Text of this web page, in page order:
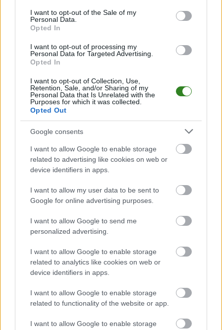
consent section.
I want to opt-out of the Sale of my
Personal Data.
Opted In
I want to opt-out of processing my
Personal Data for Targeted Advertising.
Opted In
I want to opt-out of Collection, Use,
Retention, Sale, and/or Sharing of my
Personal Data that Is Unrelated with the
Purposes for which it was collected.
Opted Out
Google consents
I want to allow Google to enable storage
related to advertising like cookies on web or
device identifiers in apps.
I want to allow my user data to be sent to
Google for online advertising purposes.
I want to allow Google to send me
personalized advertising.
I want to allow Google to enable storage
related to analytics like cookies on web or
device identifiers in apps.
I want to allow Google to enable storage
related to functionality of the website or app.
I want to allow Google to enable storage
bądź na bieżąco z wydarzeniami z boisk!
Analiza przed meczem: Jeziorak Chwałowice vs Siarka II
Jeziorak Chwałowice - Siarka II Tarnobrzeg
odbędzie się w
ramach 12. kolejki - Klasa O Stalowa Wola. Spotkanie zostanie rozegrane
Jeziorak Chwałowiceprzystępuje do tego spotkania w roli gospodarza.
Jak drużyna radzi sobie w sezonie 2025/2026 rozgrywek Stalowa Wola >
Klasa Okręgowa przed własną publicznością? Na tej stronie możecie
zobaczyć tabelę uwzględniającą tylko mecze u siebie. W tabeli biorącej
pod uwagę tylko mecze wyjazdowe możecie natomiast sprawdzić jak
spisuje się klubSiarka II Tarnobrzeg
Stalowa Wola > Klasa Okręgowa - sytuacja w tabeli
Przed meczami 12. kolejki - Klasa O Stalowa Wola gospodarze (Jeziorak
Chwałowice) zajmują13. miejscew tabeli. Goście (Siarka II Tarnobrzeg)
Poniżej znajdziesz także ostatnie mecze obu drużyn oraz statystyki
bramkowe.
Jeziorak Chwałowice vs. Siarka II Tarnobrzeg - relacja, wynik na
żywo, transmisja
Wynik meczu Jeziorak Chwałowice - Siarka II Tarnobrzeg znajdziesz na
naszej stronie zaraz po jego zakończeniu. Jeżeli szukasz informacji
meczowych, zajrzyj tutaj:Jeziorak Chwałowice vs. Siarka II
Tarnobrzeg - wynik, składy, strzelcy
Jeżeli w internecie lub TV dostępna jest
albo innych spotkań
Stalowa Wola > Klasa Okręgowa na pewno znajdziesz takie informacje na
naszym portalu. Możliwe jednak, że nigdzie nie pojawi się stream online z